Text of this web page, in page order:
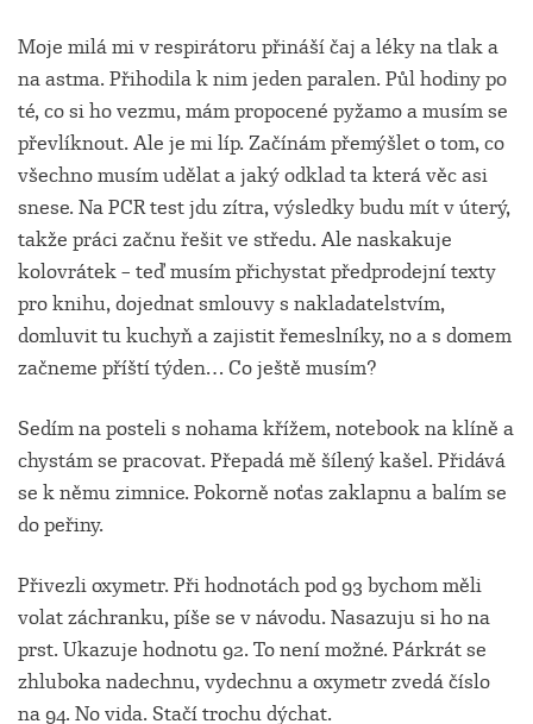
Moje milá mi v respirátoru přináší čaj a léky na tlak a
na astma. Přihodila k nim jeden paralen. Půl hodiny po
té, co si ho vezmu, mám propocené pyžamo a musím se
převlíknout. Ale je mi líp. Začínám přemýšlet o tom, co
všechno musím udělat a jaký odklad ta která věc asi
snese. Na PCR test jdu zítra, výsledky budu mít v úterý,
takže práci začnu řešit ve středu. Ale naskakuje
kolovrátek – teď musím přichystat předprodejní texty
pro knihu, dojednat smlouvy s nakladatelstvím,
domluvit tu kuchyň a zajistit řemeslníky, no a s domem
začneme příští týden… Co ještě musím?
Sedím na posteli s nohama křížem, notebook na klíně a
chystám se pracovat. Přepadá mě šílený kašel. Přidává
se k němu zimnice. Pokorně noťas zaklapnu a balím se
do peřiny.
Přivezli oxymetr. Při hodnotách pod 93 bychom měli
volat záchranku, píše se v návodu. Nasazuju si ho na
prst. Ukazuje hodnotu 92. To není možné. Párkrát se
zhluboka nadechnu, vydechnu a oxymetr zvedá číslo
na 94. No vida. Stačí trochu dýchat.